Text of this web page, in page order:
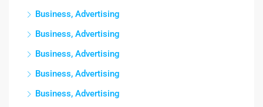
Business, Advertising
Business, Advertising
Business, Advertising
Business, Advertising
Business, Advertising